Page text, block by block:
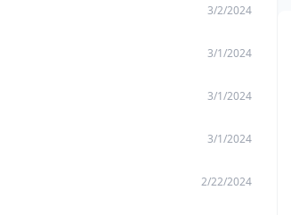
3/2/2024
3/1/2024
3/1/2024
3/1/2024
2/22/2024